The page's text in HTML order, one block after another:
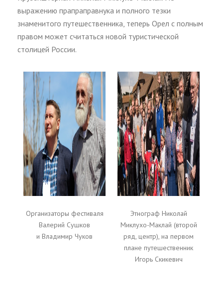
выражению прапраправнука и полного тезки
знаменитого путешественника, теперь Орел с полным
правом может считаться новой туристической
столицей России.
Организаторы фестиваля
Валерий Сушков
и Владимир Чуков
Этнограф Николай
Миклухо-Маклай (второй
ряд, центр), на первом
плане путешественник
Игорь Скикевич